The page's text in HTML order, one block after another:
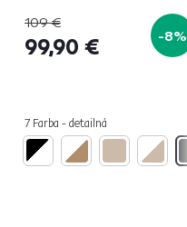
109 €
99,90 € -8%
7 Farba - detailná